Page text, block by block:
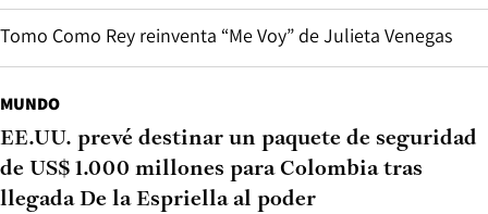
Tomo Como Rey reinventa “Me Voy” de Julieta Venegas
MUNDO
EE.UU. prevé destinar un paquete de seguridad
de US$ 1.000 millones para Colombia tras
llegada De la Espriella al poder